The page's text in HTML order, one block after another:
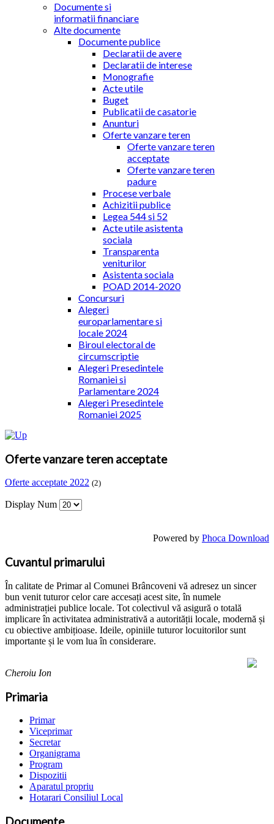
Documente si
informatii financiare
Alte documente
Documente publice
Declaratii de avere
Declaratii de interese
Monografie
Acte utile
Buget
Publicatii de casatorie
Anunturi
Oferte vanzare teren
Oferte vanzare teren
acceptate
Oferte vanzare teren
padure
Procese verbale
Achizitii publice
Legea 544 si 52
Acte utile asistenta
sociala
Transparenta
veniturilor
Asistenta sociala
POAD 2014-2020
Concursuri
Alegeri
europarlamentare si
locale 2024
Biroul electoral de
circumscriptie
Alegeri Presedintele
Romaniei si
Parlamentare 2024
Alegeri Presedintele
Romaniei 2025
Oferte vanzare teren acceptate
Oferte acceptate 2022 (2)
Display Num
Powered by Phoca Download
Cuvantul primarului
În calitate de Primar al Comunei Brâncoveni vă adresez un sincer
bun venit tuturor celor care accesați acest site, în numele
administrației publice locale. Tot colectivul vă asigură o totală
implicare în activitatea administrativă a autorității locale, modernă și
cu obiective ambițioase. Ideile, opiniile tuturor locuitorilor sunt
importante și le vom lua în considerare.
Cheroiu Ion
Primaria
Primar
Viceprimar
Secretar
Organigrama
Program
Dispozitii
Aparatul propriu
Hotarari Consiliul Local